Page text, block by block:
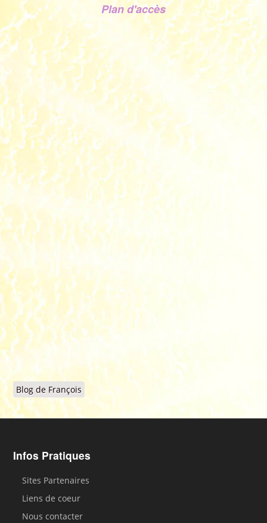
Plan d'accès
Blog de François
Infos Pratiques
Sites Partenaires
Liens de coeur
Nous contacter